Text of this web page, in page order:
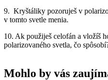
9. Kryštáliky pozoruješ v
v tomto svetle menia.
10. Ak použiješ celofán a vložíš
polarizovaného svetla, čo
Mohlo by vás